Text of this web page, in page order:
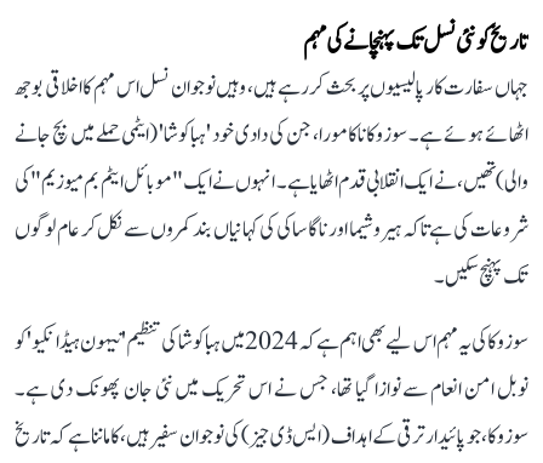
تاریخ کو نئی نسل تک پہنچانے کی مہم
جہاں سفارت کار پالیسیوں پر بحث کر رہے ہیں، وہیں نوجوان نسل اس مہم کا اخلاقی بوجھ
اٹھائے ہوئے ہے۔ سوزوکا ناکامورا، جن کی دادی خود 'ہباکوشا' (ایٹمی حملے میں بچ جانے
والی) تھیں، نے ایک انقلابی قدم اٹھایا ہے۔ انہوں نے ایک "موبائل ایٹم بم میوزیم" کی
شروعات کی ہے تاکہ ہیروشیما اور ناگاساکی کی کہانیاں بند کمروں سے نکل کر عام لوگوں
تک پہنچ سکیں۔
سوزوکا کی یہ مہم اس لیے بھی اہم ہے کہ 2024 میں ہباکوشا کی تنظیم 'نیہون ہیڈانکیو' کو
نوبل امن انعام سے نوازا گیا تھا، جس نے اس تحریک میں نئی جان پھونک دی ہے۔
سوزوکا، جو پائیدار ترقی کے اہداف (ایس ڈی جیز) کی نوجوان سفیر ہیں، کا ماننا ہے کہ تاریخ